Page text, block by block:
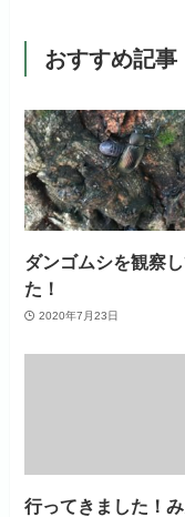
おすすめ記事
ダンゴムシを観察
た！
2020年7月23日
行ってきました！